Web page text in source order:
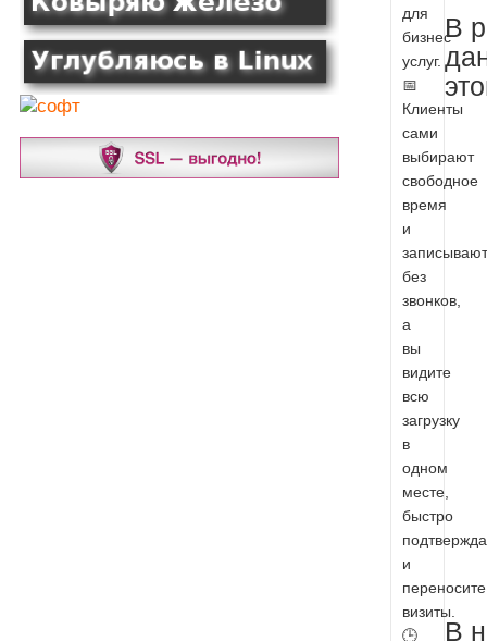
для
бизнес
услуг.
📅
Клиенты
сами
выбирают
свободное
время
и
без
звонков,
а
вы
видите
всю
загрузку
в
одном
месте,
быстро
и
переносите
визиты.
🕒
В
В